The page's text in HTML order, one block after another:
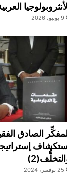
9 يونيو، 2026
الصادق
25 نوفمبر، 2024